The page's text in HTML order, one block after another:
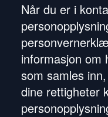
Når du er i
informasjon om
som samles
dine rettigheter